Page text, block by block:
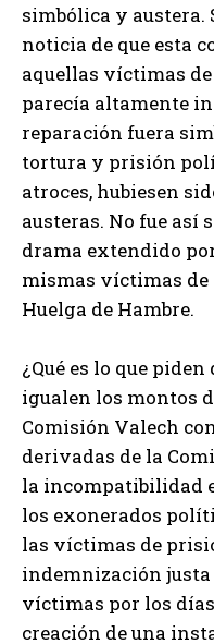
simbólica y austera.
noticia de que esta
aquellas víctimas
parecía altamente
reparación fuera
tortura y prisión
atroces, hubiesen
austeras. No fue así
drama extendido
mismas víctimas de
Huelga de Hambre.
¿Qué es lo que
igualen los montos
Comisión Valech
derivadas de la
la incompatibilidad
los exonerados
las víctimas de
indemnización justa
víctimas por los
creación de una